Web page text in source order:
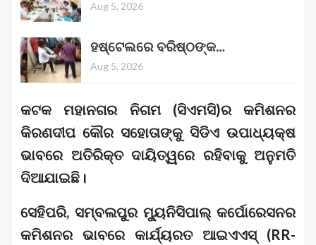
Aug 5, 2026
ହଷ୍ଟେଲରେ ବରିଷ୍ଠଙ୍କ…
Aug 5, 2026
କଟକ ମହାନଗର ନିଗମ (ସିଏମସି)ର କମିଶନର
କିରଣଦୀପ କୌର ସହୋତାଙ୍କୁ ସିଡିଏ ଉପାଧ୍ୟକ୍ଷ
ଭାବରେ ଅତିରିକ୍ତ ଦାୟିତ୍ୱରେ ରହିବାକୁ ଅନୁମତି
ଦିଆଯାଇଛି।
ସେହିପରି, ସମ୍ବଲପୁର ମ୍ୟୁନିସିପାଲ୍ କର୍ପୋରେସନର
କମିଶନର ଭାବରେ କାର୍ଯ୍ୟରତ ଆଇଏଏସ୍ (RR-